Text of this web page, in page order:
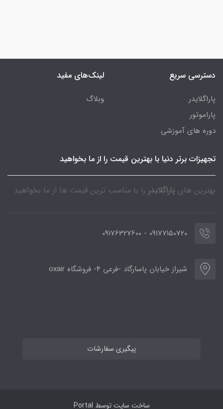
دسترسی سریع
پاراگلایدر
پاراموتور
دوره های آموزشی
لینک‌های مفید
وبلاگ
تجهیزات برتر دنیا با بهترین قیمت را از ما بخواهید
بهترین های پاراگلایدر را با مناسب ترین قیمت ها از ما بخواهید
09177150720 - 09176327600
شیراز خیابان پاسارگاد -فرعی 4- فروشگاه oxair
پیگیری سفارشات
ساخت سایت توسط Portal